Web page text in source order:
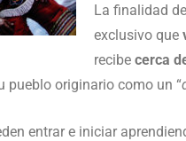
La finalidad
exclusivo que
recibe cerca
pueblo originario como un “
entrar e iniciar